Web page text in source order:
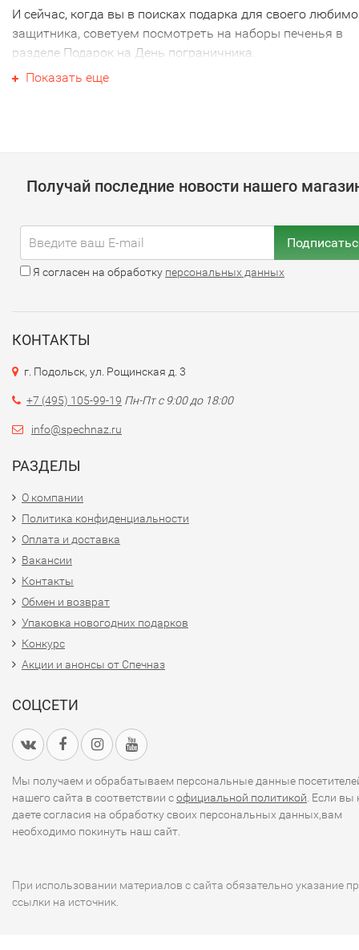
И сейчас, когда вы в поисках подарка для своего
защитника, советуем посмотреть на наборы печенья в
разделе Подарок на День пограничника.
Наборы подойдут как для личного поздравления, так и
Такой подарок подарит только положительные эмоции и
Заказывайте онлайн либо звоните для выбора
индивидуального дизайна.
Показать еще
Получай последние новости нашего
Я согласен на обработку персональных данных
КОНТАКТЫ
г. Подольск, ул. Рощинская д. 3
+7 (495) 105-99-19 Пн-Пт с 9:00 до 18:00
info@spechnaz.ru
РАЗДЕЛЫ
О компании
Политика конфиденциальности
Оплата и доставка
Вакансии
Контакты
Обмен и возврат
Упаковка новогодних подарков
Конкурс
Акции и анонсы от Спечназ
СОЦСЕТИ
Мы получаем и обрабатываем персональные данные
нашего сайта в соответствии софициальной политикой . Если вы
даете согласия на обработку своих персональных данных,вам
необходимо покинуть наш сайт.
При использовании материалов с сайта обязательно указание
ссылки на источник.